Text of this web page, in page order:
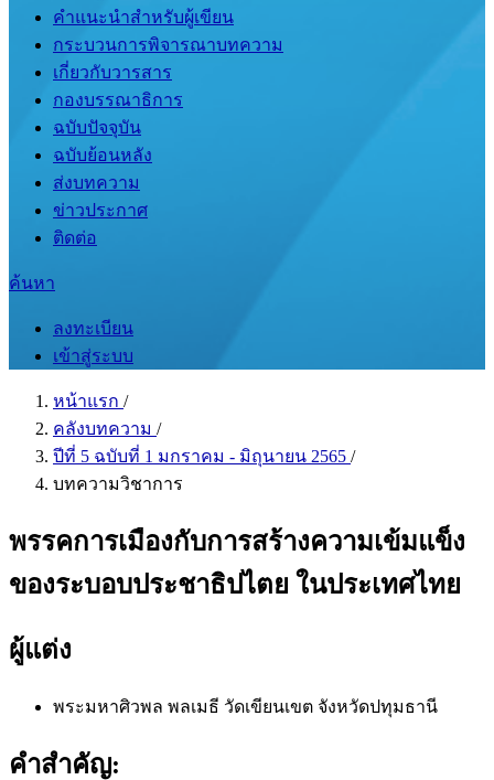
คำแนะนำสำหรับผู้เขียน
กระบวนการพิจารณาบทความ
เกี่ยวกับวารสาร
กองบรรณาธิการ
ฉบับปัจจุบัน
ฉบับย้อนหลัง
ส่งบทความ
ข่าวประกาศ
ติดต่อ
ค้นหา
ลงทะเบียน
เข้าสู่ระบบ
หน้าแรก /
คลังบทความ /
ปีที่ 5 ฉบับที่ 1 มกราคม - มิถุนายน 2565 /
บทความวิชาการ
พรรคการเมืองกับการสร้างความเข้มแข็ง
ของระบอบประชาธิปไตย ในประเทศไทย
ผู้แต่ง
พระมหาศิวพล พลเมธี วัดเขียนเขต จังหวัดปทุมธานี
คำสำคัญ: